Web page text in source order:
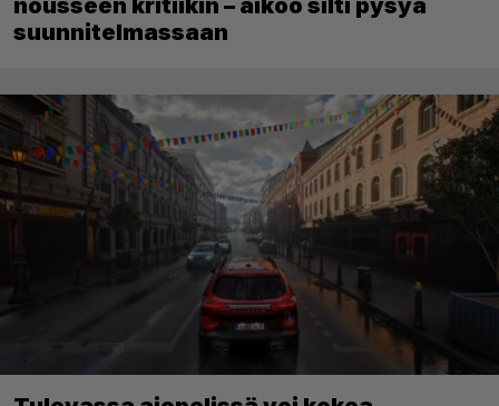
nousseen kritiikin – aikoo silti pysyä
suunnitelmassaan